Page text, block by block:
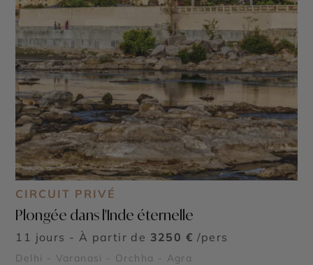
CIRCUIT PRIVÉ
Plongée dans l'Inde éternelle
11 jours - À partir de 3250 € /pers
Delhi - Varanasi - Orchha - Agra